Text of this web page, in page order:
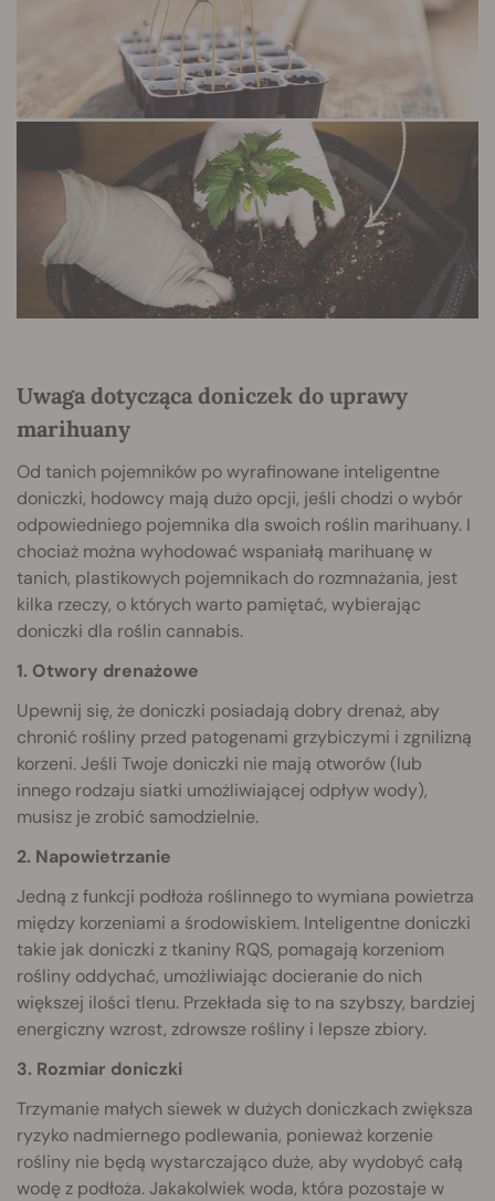
Uwaga dotycząca doniczek do uprawy
marihuany
Od tanich pojemników po wyrafinowane inteligentne
doniczki, hodowcy mają dużo opcji, jeśli chodzi o wybór
odpowiedniego pojemnika dla swoich roślin marihuany. I
chociaż można wyhodować wspaniałą marihuanę w
tanich, plastikowych pojemnikach do rozmnażania, jest
kilka rzeczy, o których warto pamiętać, wybierając
doniczki dla roślin cannabis.
1. Otwory drenażowe
Upewnij się, że doniczki posiadają dobry drenaż, aby
chronić rośliny przed patogenami grzybiczymi i zgnilizną
korzeni. Jeśli Twoje doniczki nie mają otworów (lub
innego rodzaju siatki umożliwiającej odpływ wody),
musisz je zrobić samodzielnie.
2. Napowietrzanie
Jedną z funkcji podłoża roślinnego to wymiana powietrza
między korzeniami a środowiskiem. Inteligentne doniczki
takie jak doniczki z tkaniny RQS, pomagają korzeniom
rośliny oddychać, umożliwiając docieranie do nich
większej ilości tlenu. Przekłada się to na szybszy, bardziej
energiczny wzrost, zdrowsze rośliny i lepsze zbiory.
3. Rozmiar doniczki
Trzymanie małych siewek w dużych doniczkach zwiększa
ryzyko nadmiernego podlewania, ponieważ korzenie
rośliny nie będą wystarczająco duże, aby wydobyć całą
wodę z podłoża. Jakakolwiek woda, która pozostaje w